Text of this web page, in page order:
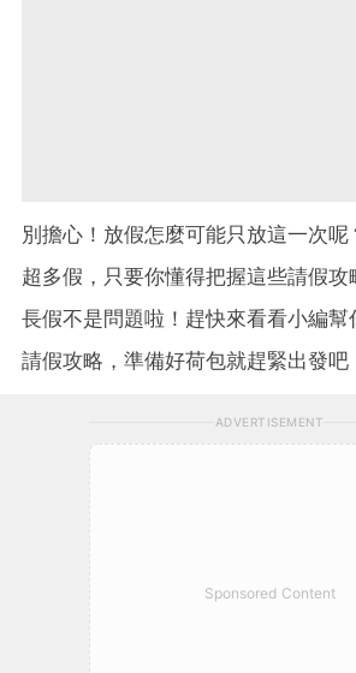
別擔心！放假怎麼可能只放這一次
超多假，只要你懂得把握這些請假
長假不是問題啦！趕快來看看小編
請假攻略，準備好荷包就趕緊出發吧
ADVERTISEMENT
Sponsored Content